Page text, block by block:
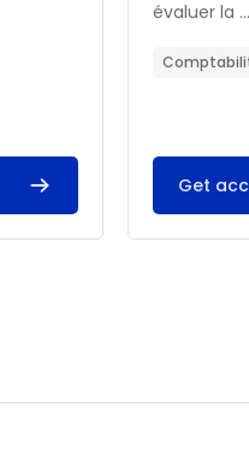
évaluer la ...
Get